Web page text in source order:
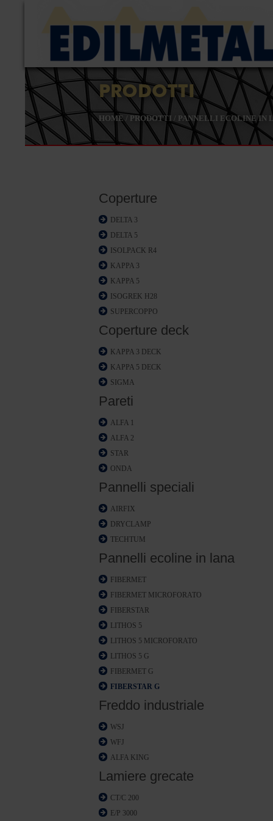
PRODOTTI
HOME/ PRODOTTI / PANNELLI ECOLINE IN
Coperture
DELTA 3
DELTA 5
ISOLPACK R4
KAPPA 3
KAPPA 5
ISOGREK H28
SUPERCOPPO
Coperture deck
KAPPA 3 DECK
KAPPA 5 DECK
SIGMA
Pareti
ALFA 1
ALFA 2
STAR
ONDA
Pannelli speciali
AIRFIX
DRYCLAMP
TECHTUM
Pannelli ecoline in lana
FIBERMET
FIBERMET MICROFORATO
FIBERSTAR
LITHOS 5
LITHOS 5 MICROFORATO
LITHOS 5 G
FIBERMET G
FIBERSTAR G
Freddo industriale
WSJ
WFJ
ALFA KING
Lamiere grecate
CT/C 200
E/P 3000